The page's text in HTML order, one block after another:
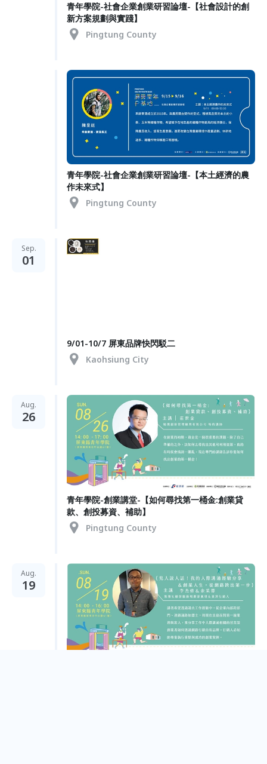
青年學院-社會企業創業研習論壇-【社會設計的創
新方案規劃與實踐】
Pingtung County
青年學院-社會企業創業研習論壇-【本土經濟的農
作未來式】
Pingtung County
Sep.
01
9/01-10/7 屏東品牌快閃駁二
Kaohsiung City
Aug.
26
青年學院-創業講堂-【如何尋找第一桶金:創業貸
款、創投募資、補助】
Pingtung County
Aug.
19